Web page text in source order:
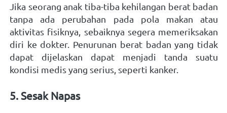
Jika seorang anak tiba-tiba kehilangan berat badan
tanpa ada perubahan pada pola makan atau
aktivitas fisiknya, sebaiknya segera memeriksakan
diri ke dokter. Penurunan berat badan yang tidak
dapat dijelaskan dapat menjadi tanda suatu
kondisi medis yang serius, seperti kanker.
5. Sesak Napas